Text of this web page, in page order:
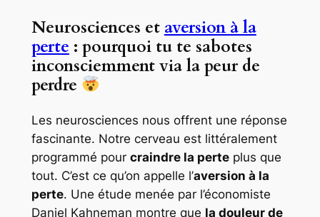
Neurosciences et aversion à la
perte : pourquoi tu te sabotes
inconsciemment via la peur de
perdre
Les neurosciences nous offrent une réponse
fascinante. Notre cerveau est littéralement
programmé pour craindre la perteplus que
tout. C’est ce qu’on appelle l’aversion à la
perte. Une étude menée par l’économiste
Daniel Kahneman montre que la douleur de